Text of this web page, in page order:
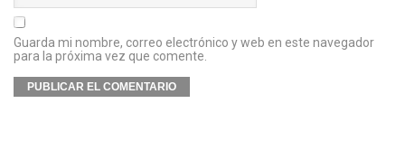
Guarda mi nombre, correo electrónico y web en este navegador
para la próxima vez que comente.